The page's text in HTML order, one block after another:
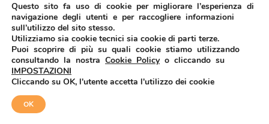
Questo sito fa uso di cookie per migliorare l’esperienza di
navigazione degli utenti e per raccogliere informazioni
sull’utilizzo del sito stesso.
Utilizziamo sia cookie tecnici sia cookie di parti terze.
Puoi scoprire di più su quali cookie stiamo utilizzando
consultando la nostra Cookie Policyo cliccando su
IMPOSTAZIONI
Cliccando su OK, l'utente accetta l'utilizzo dei cookie
OK